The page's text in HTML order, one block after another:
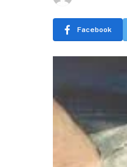
Facebook